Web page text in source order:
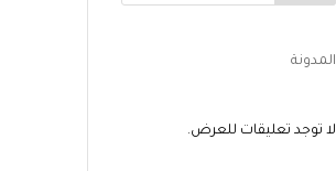
المدونة
لا توجد تعليقات للعرض.